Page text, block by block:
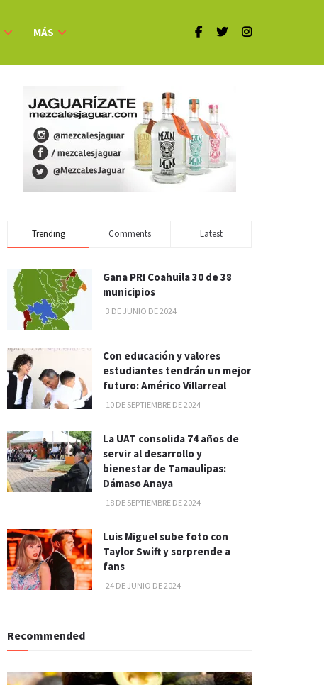
MÁS
Trending Comments Latest
Gana PRI Coahuila 30 de 38
municipios
3 DE JUNIO DE 2024
Con educación y valores
estudiantes tendrán un mejor
futuro: Américo Villarreal
10 DE SEPTIEMBRE DE 2024
La UAT consolida 74 años de
servir al desarrollo y
bienestar de Tamaulipas:
Dámaso Anaya
18 DE SEPTIEMBRE DE 2024
Luis Miguel sube foto con
Taylor Swift y sorprende a
fans
24 DE JUNIO DE 2024
Recommended